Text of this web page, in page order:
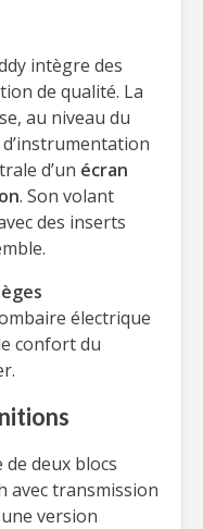
intègre des
de qualité. La
au niveau du
d’un écran
. Son volant
des inserts
électrique
confort du
de deux blocs
avec transmission
version